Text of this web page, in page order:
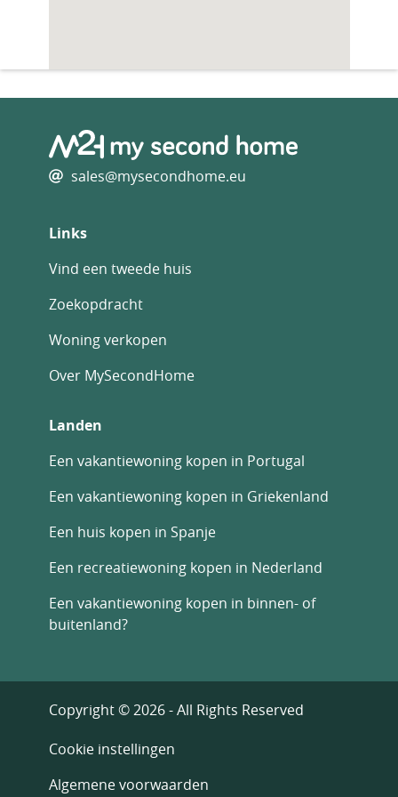
sales@mysecondhome.eu
Links
Vind een tweede huis
Zoekopdracht
Woning verkopen
Over MySecondHome
Landen
Een vakantiewoning kopen in Portugal
Een vakantiewoning kopen in Griekenland
Een huis kopen in Spanje
Een recreatiewoning kopen in Nederland
Een vakantiewoning kopen in binnen- of
buitenland?
Copyright © 2026 - All Rights Reserved
Cookie instellingen
Algemene voorwaarden